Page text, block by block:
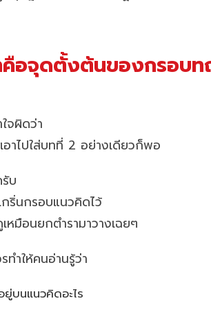
คือจุดตั้งต้นของกรอบ
จผิดว่า
อาไปใส่บทที่ 2 อย่างเดียวก็พอ
บ
กริ่นกรอบแนวคิดไว้
หมือนยกตำรามาวางเฉยๆ
ทำให้คนอ่านรู้ว่า
ยู่บนแนวคิดอะไร